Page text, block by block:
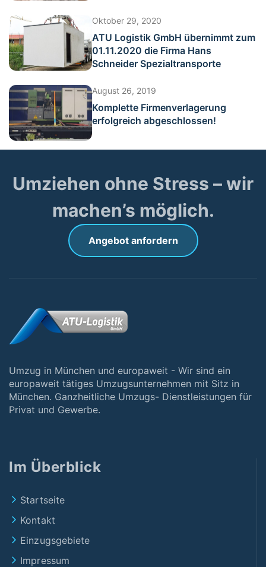
Oktober 29, 2020
ATU Logistik GmbH übernimmt zum
01.11.2020 die Firma Hans
Schneider Spezialtransporte
August 26, 2019
Komplette Firmenverlagerung
erfolgreich abgeschlossen!
Umziehen ohne Stress – wir
machen’s möglich.
Angebot anfordern
Umzug in München und europaweit - Wir sind ein
europaweit tätiges Umzugsunternehmen mit Sitz in
München. Ganzheitliche Umzugs- Dienstleistungen für
Privat und Gewerbe.
Im Überblick
Startseite
Kontakt
Einzugsgebiete
Impressum